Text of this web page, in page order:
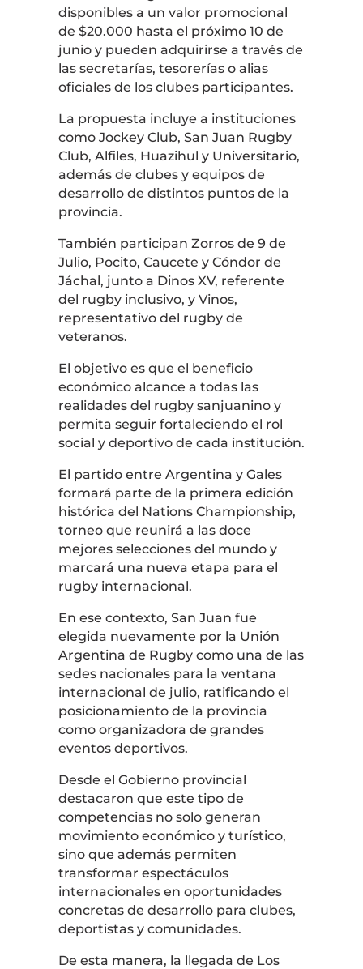
disponibles a un valor promocional
de $20.000 hasta el próximo 10 de
junio y pueden adquirirse a través de
las secretarías, tesorerías o alias
oficiales de los clubes participantes.
La propuesta incluye a instituciones
como Jockey Club, San Juan Rugby
Club, Alfiles, Huazihul y Universitario,
además de clubes y equipos de
desarrollo de distintos puntos de la
provincia.
También participan Zorros de 9 de
Julio, Pocito, Caucete y Cóndor de
Jáchal, junto a Dinos XV, referente
del rugby inclusivo, y Vinos,
representativo del rugby de
veteranos.
El objetivo es que el beneficio
económico alcance a todas las
realidades del rugby sanjuanino y
permita seguir fortaleciendo el rol
social y deportivo de cada institución.
El partido entre Argentina y Gales
formará parte de la primera edición
histórica del Nations Championship,
torneo que reunirá a las doce
mejores selecciones del mundo y
marcará una nueva etapa para el
rugby internacional.
En ese contexto, San Juan fue
elegida nuevamente por la Unión
Argentina de Rugby como una de las
sedes nacionales para la ventana
internacional de julio, ratificando el
posicionamiento de la provincia
como organizadora de grandes
eventos deportivos.
Desde el Gobierno provincial
destacaron que este tipo de
competencias no solo generan
movimiento económico y turístico,
sino que además permiten
transformar espectáculos
internacionales en oportunidades
concretas de desarrollo para clubes,
deportistas y comunidades.
De esta manera, la llegada de Los